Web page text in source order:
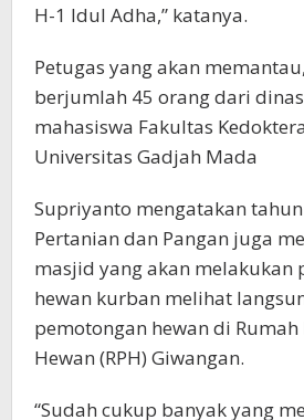
H-1 Idul Adha,” katanya.
Petugas yang akan
berjumlah 45 orang dari
mahasiswa Fakultas
Universitas Gadjah Mada
Supriyanto mengatakan
Pertanian dan Pangan juga
masjid yang akan melakukan
hewan kurban melihat
pemotongan hewan di Rumah
Hewan (RPH) Giwangan.
“Sudah cukup banyak yang